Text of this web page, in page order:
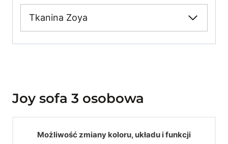
Tkanina Zoya
Joy sofa 3 osobowa
Możliwość zmiany koloru, układu i funkcji